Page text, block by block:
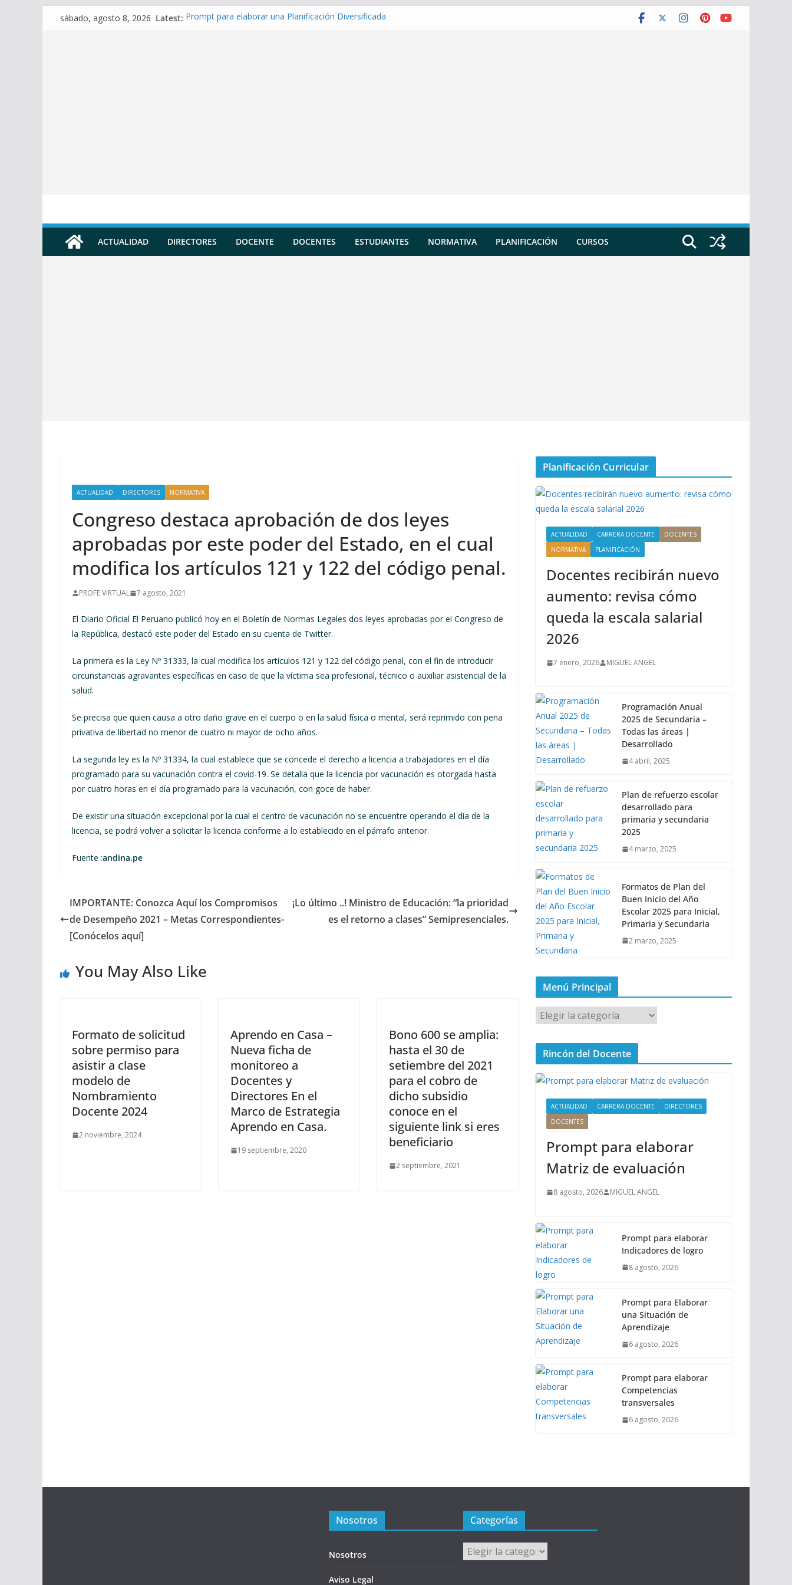
sábado, agosto 8, 2026 Latest: Prompt para elaborar una Planificación Diversificada
ACTUALIDAD DIRECTORES DOCENTE DOCENTES ESTUDIANTES NORMATIVA PLANIFICACIÓN CURSOS
ACTUALIDAD DIRECTORES NORMATIVA
Congreso destaca aprobación de dos leyes
aprobadas por este poder del Estado, en el cual
modifica los artículos 121 y 122 del código penal.
PROFE VIRTUAL 7 agosto, 2021
El Diario Oficial El Peruano publicó hoy en el Boletín de Normas Legales dos leyes aprobadas por el Congreso de
la República, destacó este poder del Estado en su cuenta de Twitter.
La primera es la Ley Nº 31333, la cual modifica los artículos 121 y 122 del código penal, con el fin de introducir
circunstancias agravantes específicas en caso de que la víctima sea profesional, técnico o auxiliar asistencial de la
salud.
Se precisa que quien causa a otro daño grave en el cuerpo o en la salud física o mental, será reprimido con pena
privativa de libertad no menor de cuatro ni mayor de ocho años.
La segunda ley es la Nº 31334, la cual establece que se concede el derecho a licencia a trabajadores en el día
programado para su vacunación contra el covid-19. Se detalla que la licencia por vacunación es otorgada hasta
por cuatro horas en el día programado para la vacunación, con goce de haber.
De existir una situación excepcional por la cual el centro de vacunación no se encuentre operando el día de la
licencia, se podrá volver a solicitar la licencia conforme a lo establecido en el párrafo anterior.
Fuente :andina.pe
IMPORTANTE: Conozca Aquí los Compromisos
de Desempeño 2021 – Metas Correspondientes-
[Conócelos aquí]
¡Lo último ..! Ministro de Educación: “la prioridad
es el retorno a clases” Semipresenciales.
You May Also Like
Formato de solicitud
sobre permiso para
asistir a clase
modelo de
Nombramiento
Docente 2024
2 noviembre, 2024
Aprendo en Casa –
Nueva ficha de
monitoreo a
Docentes y
Directores En el
Marco de Estrategia
Aprendo en Casa.
19 septiembre, 2020
Bono 600 se amplia:
hasta el 30 de
setiembre del 2021
para el cobro de
dicho subsidio
conoce en el
siguiente link si eres
beneficiario
2 septiembre, 2021
Planificación Curricular
ACTUALIDAD CARRERA DOCENTE
DOCENTES
NORMATIVA
PLANIFICACIÓN
Docentes recibirán nuevo
aumento: revisa cómo
queda la escala salarial
2026
7 enero, 2026 MIGUEL ANGEL
Programación Anual
2025 de Secundaria –
Todas las áreas |
Desarrollado
4 abril, 2025
Plan de refuerzo escolar
desarrollado para
primaria y secundaria
2025
4 marzo, 2025
Formatos de Plan del
Buen Inicio del Año
Escolar 2025 para Inicial,
Primaria y Secundaria
2 marzo, 2025
Menú Principal
M
e
n
P
Rincón del Docente
ACTUALIDAD CARRERA DOCENTE
DIRECTORES
DOCENTES
Prompt para elaborar
Matriz de evaluación
8 agosto, 2026 MIGUEL ANGEL
Prompt para elaborar
Indicadores de logro
8 agosto, 2026
Prompt para Elaborar
una Situación de
Aprendizaje
6 agosto, 2026
Prompt para elaborar
Competencias
transversales
6 agosto, 2026
Nosotros
Nosotros
Aviso Legal
Categorías
Categorías